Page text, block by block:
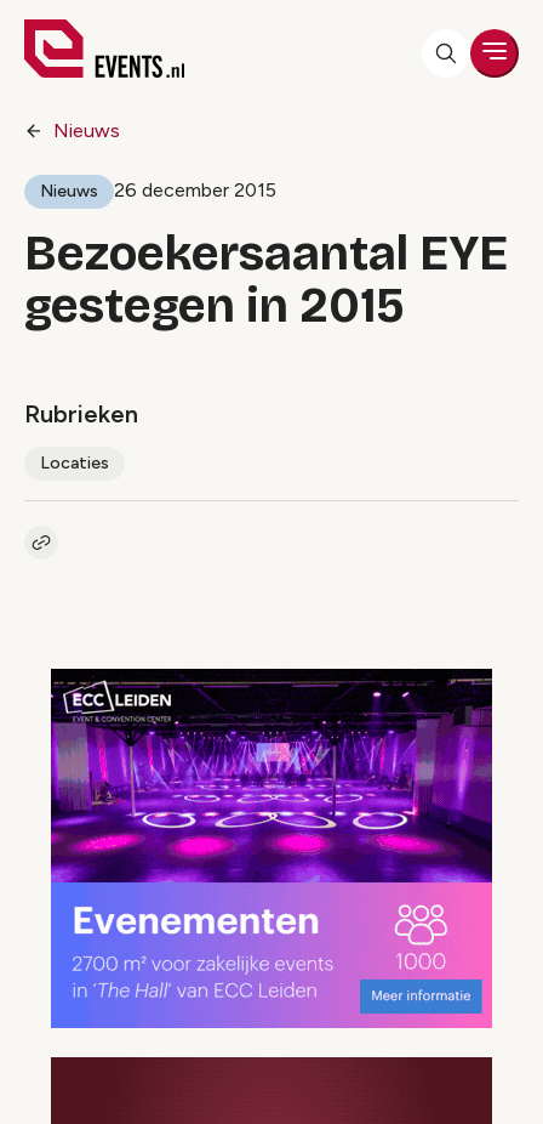
Nieuws
Nieuws 26 december 2015
Bezoekersaantal EYE
gestegen in 2015
Rubrieken
Locaties
Kopieer link naar artikel